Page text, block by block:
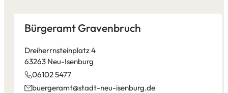
Bürgeramt Gravenbruch
Dreiherrnsteinplatz 4
63263 Neu-Isenburg
06102 5477
buergeramt stadt-neu-isenburg de